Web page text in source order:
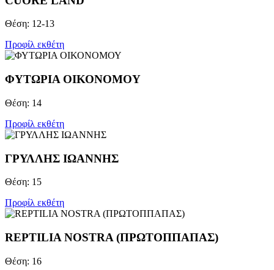
Θέση: 12-13
Προφίλ εκθέτη
ΦΥΤΩΡΙΑ ΟΙΚΟΝΟΜΟΥ
Θέση: 14
Προφίλ εκθέτη
ΓΡΥΛΛΗΣ ΙΩΑΝΝΗΣ
Θέση: 15
Προφίλ εκθέτη
REPTILIA NOSTRA (ΠΡΩΤΟΠΠΑΠΑΣ)
Θέση: 16